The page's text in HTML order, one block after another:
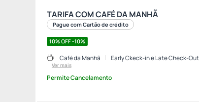
TARIFA COM CAFÉ DA MANHÃ
Pague com Cartão de crédito
10% OFF -10%
Café da Manhã Early Ckeck-in e Late Check-Out
Ver mais
Permite Cancelamento